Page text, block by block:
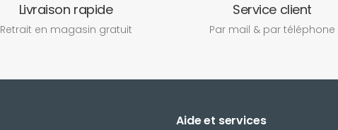
Livraison rapide
Retrait en magasin gratuit
Service client
Par mail & par téléphone
Aide et services